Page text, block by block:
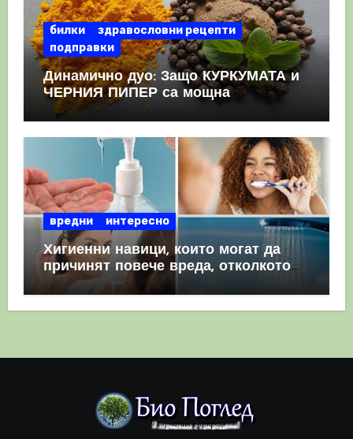
билки
здравословни рецепти
подправки
Динамично дуо: Защо КУРКУМАТА и
ЧЕРНИЯ ПИПЕР са мощна
комбинация
вредни интересно
Хигиенни навици, които могат да
причинят повече вреда, отколкото
полза